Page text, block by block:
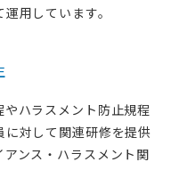
用しています。
ハラスメント防止規程
対して関連研修を提供
ンス・ハラスメント関